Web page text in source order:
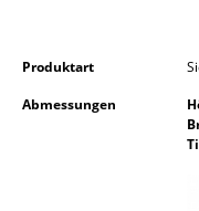
Beistell- &
Barmöbel
Garderoben
Produktart
Abmessungen